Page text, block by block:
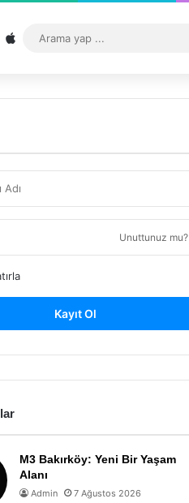
Sitemap
Unuttunuz mu?
Kayıt Ol
M3 Bakırköy: Yeni Bir Yaşam
Alanı
Admin 7 Ağustos 2026